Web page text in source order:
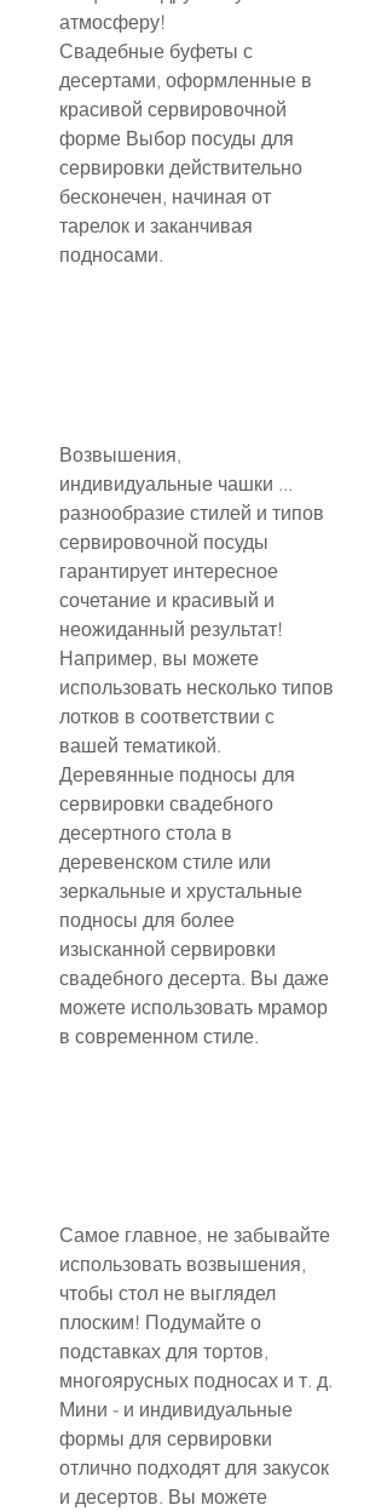
атмосферу!
Свадебные буфеты с
десертами, оформленные в
красивой сервировочной
форме Выбор посуды для
сервировки действительно
бесконечен, начиная от
тарелок и заканчивая
подносами.
Возвышения,
индивидуальные чашки ...
разнообразие стилей и типов
сервировочной посуды
гарантирует интересное
сочетание и красивый и
неожиданный результат!
Например, вы можете
использовать несколько типов
лотков в соответствии с
вашей тематикой.
Деревянные подносы для
сервировки свадебного
десертного стола в
деревенском стиле или
зеркальные и хрустальные
подносы для более
изысканной сервировки
свадебного десерта. Вы даже
можете использовать мрамор
в современном стиле.
Самое главное, не забывайте
использовать возвышения,
чтобы стол не выглядел
плоским! Подумайте о
подставках для тортов,
многоярусных подносах и т. д.
Мини - и индивидуальные
формы для сервировки
отлично подходят для закусок
и десертов. Вы можете